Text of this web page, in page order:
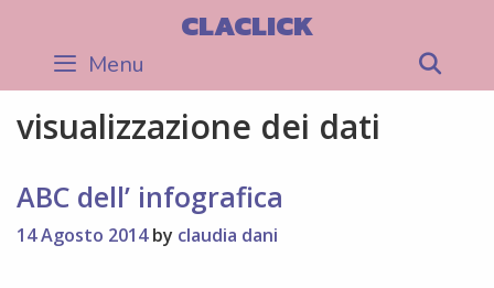
content
CLACLICK
Menu
visualizzazione dei dati
ABC dell’ infografica
14 Agosto 2014 by claudia dani